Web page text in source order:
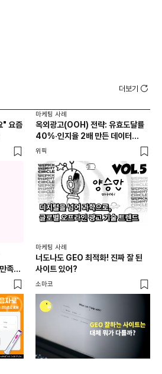
더보기
" 요즘
마케팅 사례
옥외광고(OOH) 전략: 유효도달률
40%·인지율 2배 만든 데이터
활용법 | 애드타입 양승만 이사
위픽
족을
성을
마케팅 사례
너도나도 GEO 최적화! 진짜 잘 된
사이트 있어?
소마코